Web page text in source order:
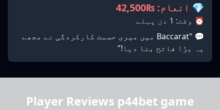
💎 انعام: ₨42,500
⏰ وقت: 1 دن پہلے
💬 "Baccarat میں میری حسبت کارکردگی نے مجھے
یہ بڑا فاتح بنا دیا!"
Player Reviews p44bet game